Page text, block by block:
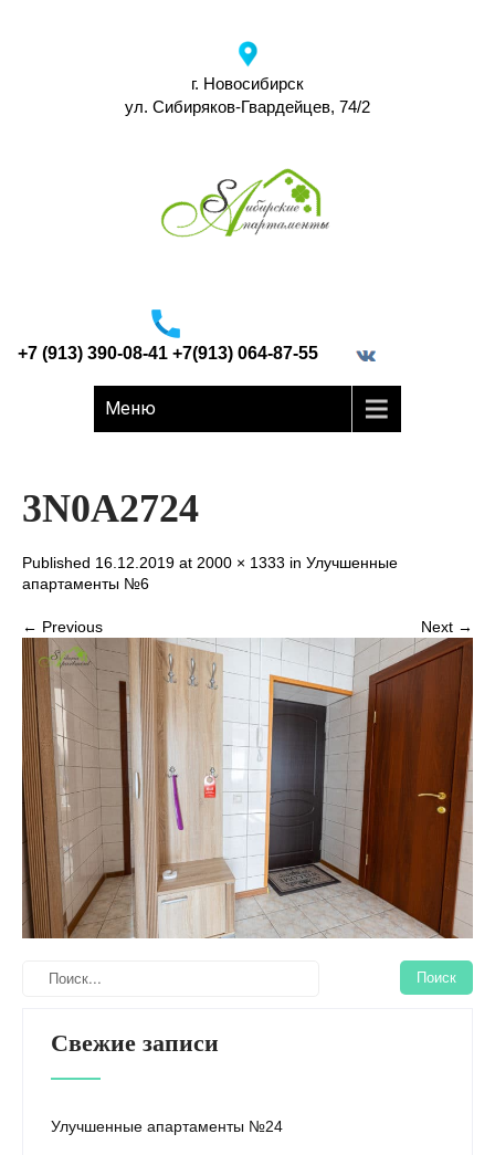
г. Новосибирск
ул. Сибиряков-Гвардейцев, 74/2
+7 (913) 390-08-41 +7(913) 064-87-55
Меню
3N0A2724
Published 16.12.2019 at 2000 × 1333 in Улучшенные
апартаменты №6
← Previous Next →
Свежие записи
Улучшенные апартаменты №24